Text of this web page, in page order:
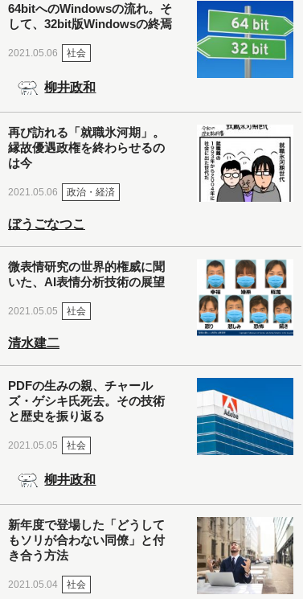
64bitへのWindowsの流れ。そ
して、32bit版Windowsの終焉
2021.05.06 社会
柳井政和
再び訪れる「就職氷河期」。
縁故優遇政権を終わらせるの
は今
2021.05.06 政治・経済
ぼうごなつこ
微表情研究の世界的権威に聞
いた、AI表情分析技術の展望
2021.05.05 社会
清水建二
PDFの生みの親、チャール
ズ・ゲシキ氏死去。その技術
と歴史を振り返る
2021.05.05 社会
柳井政和
新年度で登場した「どうして
もソリが合わない同僚」と付
き合う方法
2021.05.04 社会